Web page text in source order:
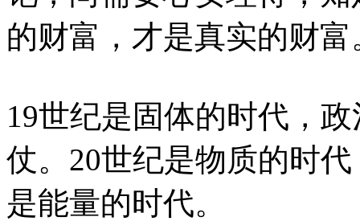
的财富，才是真实的财富
19世纪是固体的时代，
仗。20世纪是物质的时
是能量的时代。